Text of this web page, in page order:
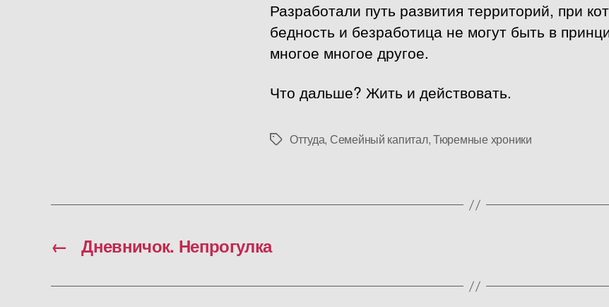
Разработали путь развития территорий, при
бедность и безработица не могут быть в
многое многое другое.
Что дальше? Жить и действовать.
МеткиОттуда, Семейный капитал,Тюремные хроники
← Дневничок. Непрогулка